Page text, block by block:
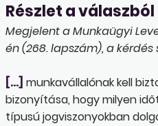
Részlet a válaszból
Megjelent a Munkaügyi
én (268. lapszám), a kérdés
[…] munkavállalónak kell
bizonyítása, hogy milyen
típusú jogviszonyokban